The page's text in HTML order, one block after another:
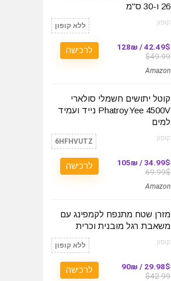
26 ו-30 ס"מ
קופון: ללא קופון
42.49$ / 128₪
$49.99
Amazon
לרכישה
קוטל יתושים חשמלי סולארי
PhatroyYee 4500V נייד ועמיד
למים
קופון: 6HFHVUTZ
34.99$ / 105₪
69.99$
Amazon
לרכישה
מזרן שטח מתנפח לקמפינג עם
משאבת רגל מובנית וכרית
קופון: ללא קופון
29.98$ / 90₪
$42.99
לרכישה